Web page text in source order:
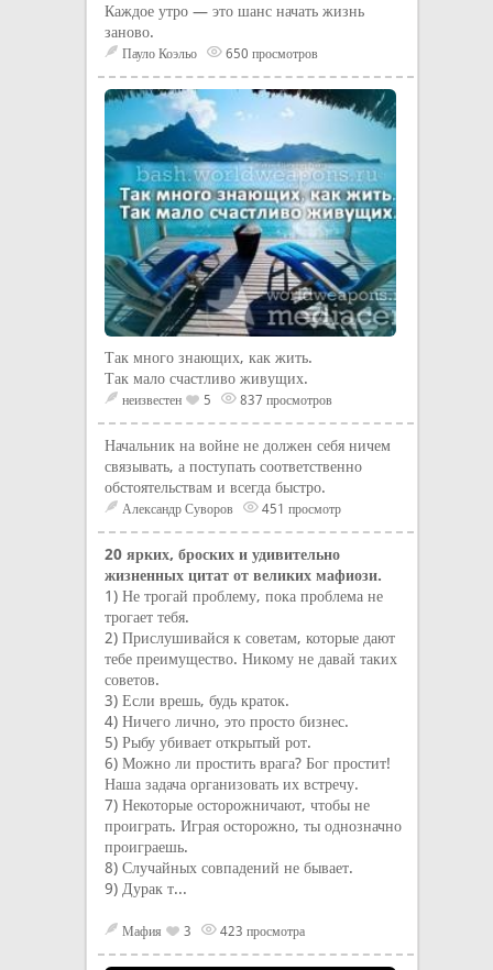
Каждое утро — это шанс начать жизнь
заново.
Пауло Коэльо 650 просмотров
Так много знающих, как жить.
Так мало счастливо живущих.
неизвестен 5 837 просмотров
Начальник на войне не должен себя ничем
связывать, а поступать соответственно
обстоятельствам и всегда быстро.
Александр Суворов 451 просмотр
20 ярких, броских и удивительно
жизненных цитат от великих мафиози.
1) Не трогай проблему, пока проблема не
трогает тебя.
2) Прислушивайся к советам, которые дают
тебе преимущество. Никому не давай таких
советов.
3) Если врешь, будь краток.
4) Ничего лично, это просто бизнес.
5) Рыбу убивает открытый рот.
6) Можно ли простить врага? Бог простит!
Наша задача организовать их встречу.
7) Некоторые осторожничают, чтобы не
проиграть. Играя осторожно, ты однозначно
проиграешь.
8) Случайных совпадений не бывает.
9) Дурак т...
Мафия 3 423 просмотра